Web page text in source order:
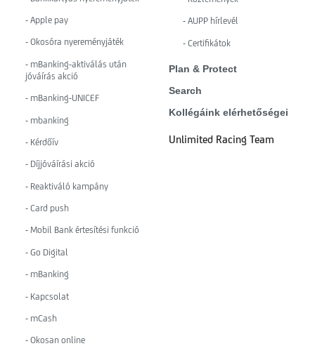
- Apple pay
- Okosóra nyereményjáték
- mBanking-aktiválás után
jóváírás akció
- mBanking-UNICEF
- mbanking
- Kérdőív
- Díjjóváírási akció
- Reaktiváló kampány
- Card push
- Mobil Bank értesítési funkció
- Go Digital
- mBanking
- Kapcsolat
- mCash
- Okosan online
- AUPP hírlevél
- Certifikátok
Plan & Protect
Search
Kollégáink elérhetőségei
Unlimited Racing Team